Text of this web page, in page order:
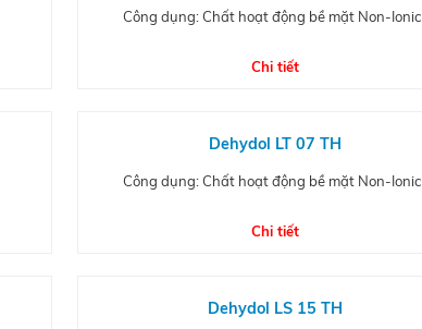
Công dụng: Chất hoạt động bề mặt Non-Ionic
Chi tiết
Dehydol LT 07 TH
Công dụng: Chất hoạt động bề mặt Non-Ionic
Chi tiết
Dehydol LS 15 TH